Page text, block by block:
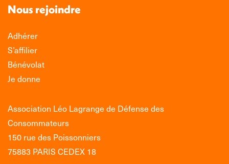
Nous rejoindre
Adhérer
S’affilier
Bénévolat
Je donne
Association Léo Lagrange de Défense des
Consommateurs
150 rue des Poissonniers
75883 PARIS CEDEX 18